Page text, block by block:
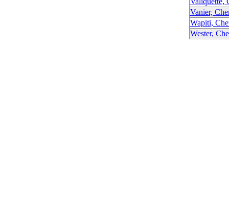
Vanier,
Wapiti,
Wester,